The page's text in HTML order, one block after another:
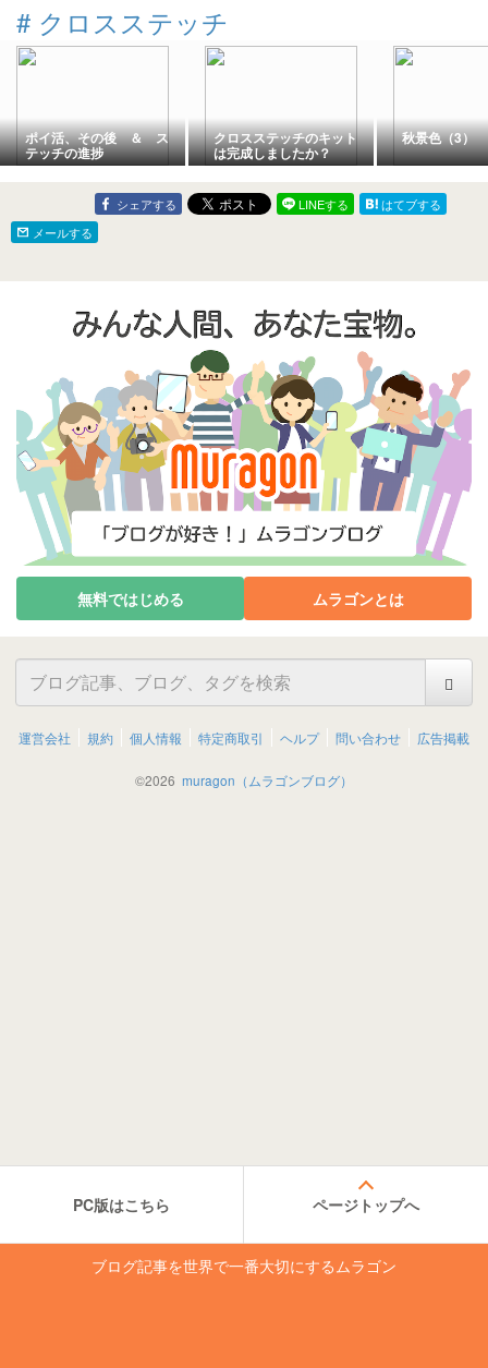
# クロスステッチ
ポイ活、その後 ＆ ス
テッチの進捗
クロスステッチのキット
は完成しましたか？
秋景色（3）
シェアする LINEする
はてブする
メールする
無料ではじめる ムラゴンとは
運営会社 規約 個人情報 特定商取引 ヘルプ 問い合わせ 広告掲載
©2026 muragon（ムラゴンブログ）
PC版はこちら ページトップへ
ブログ記事を世界で一番大切にするムラゴン